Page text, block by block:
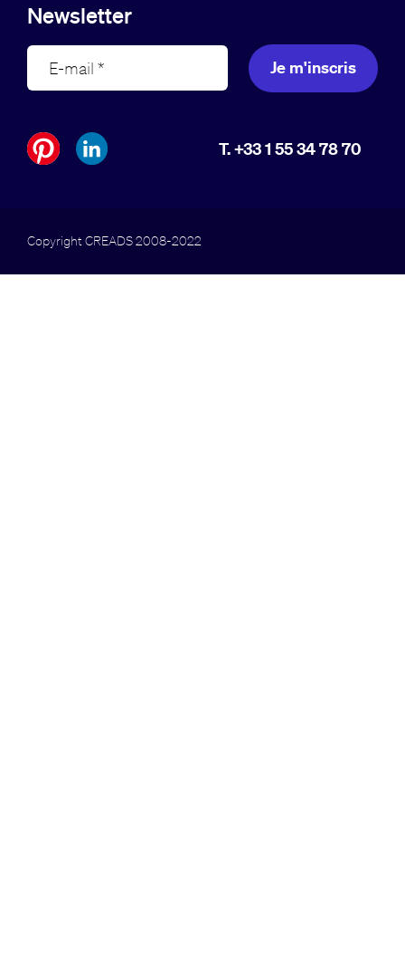
Newsletter
Je m'inscris
T. +33 1 55 34 78 70
Copyright CREADS 2008-2022